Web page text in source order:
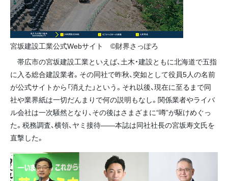
宮坂建設工業公式Webサイト ©財界さっぽろ
帯広市の宮坂建設工業といえば、土木・建設ともに北海道で五指
に入る総合建設業者。その同社で昨秋、突如として役員5人の名前
が公式サイトから「消えた」という。それ以後、現在に至るまで同
社や業界紙は一切だんまりで何の説明もなし。関係業者やライバ
ル会社は一次騒然となり、その後はさまざまに“噂”が駆けめぐっ
た。税務調査、横領、ヤミ接待――本誌は同社社長の宮坂寿文氏を
直撃した。